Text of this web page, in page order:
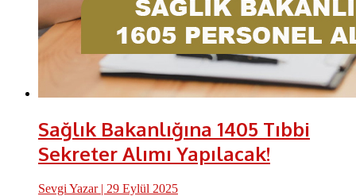
Sağlık Bakanlığına 1405 Tıbbi
Sekreter Alımı Yapılacak!
Sevgi Yazar| 29 Eylül 2025